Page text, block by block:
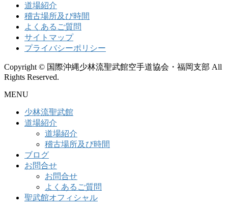
道場紹介
稽古場所及び時間
よくあるご質問
サイトマップ
プライバシーポリシー
Copyright © 国際沖縄少林流聖武館空手道協会・福岡支部 All
Rights Reserved.
MENU
少林流聖武館
道場紹介
道場紹介
稽古場所及び時間
ブログ
お問合せ
お問合せ
よくあるご質問
聖武館オフィシャル